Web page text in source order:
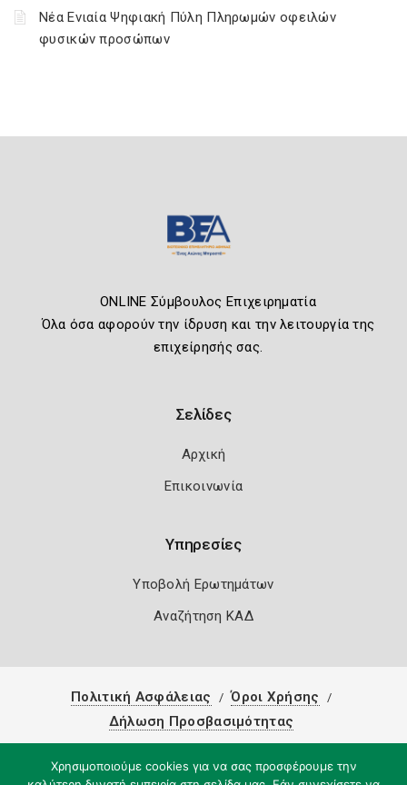
Νέα Ενιαία Ψηφιακή Πύλη Πληρωμών οφειλών
φυσικών προσώπων
ONLINE Σύμβουλος Επιχειρηματία
Όλα όσα αφορούν την ίδρυση και την λειτουργία της
επιχείρησής σας.
Σελίδες
Αρχική
Επικοινωνία
Υπηρεσίες
Υποβολή Ερωτημάτων
Αναζήτηση ΚΑΔ
Πολιτική Ασφάλειας
Όροι Χρήσης
Δήλωση Προσβασιμότητας
Χρησιμοποιούμε cookies για να σας προσφέρουμε την